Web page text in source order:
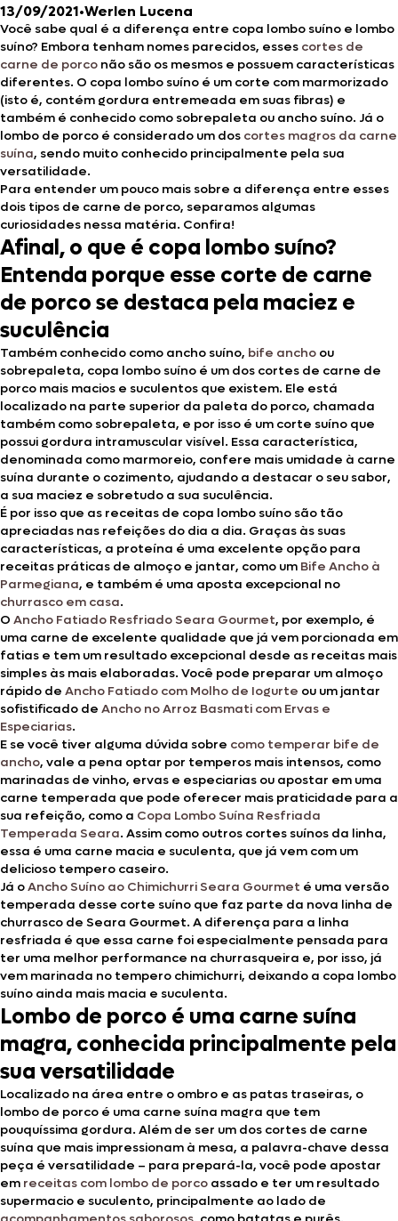
13/09/2021•Werlen Lucena
Você sabe qual é a diferença entre copa lombo suíno e lombo
suíno? Embora tenham nomes parecidos, esses cortes de
carne de porco não são os mesmos e possuem características
diferentes. O copa lombo suíno é um corte com marmorizado
(isto é, contém gordura entremeada em suas fibras) e
também é conhecido como sobrepaleta ou ancho suíno. Já o
lombo de porco é considerado um dos cortes magros da carne
suína, sendo muito conhecido principalmente pela sua
versatilidade.
Para entender um pouco mais sobre a diferença entre esses
dois tipos de carne de porco, separamos algumas
curiosidades nessa matéria. Confira!
Afinal, o que é copa lombo suíno?
Entenda porque esse corte de carne
de porco se destaca pela maciez e
suculência
Também conhecido como ancho suíno, bife ancho ou
sobrepaleta, copa lombo suíno é um dos cortes de carne de
porco mais macios e suculentos que existem. Ele está
localizado na parte superior da paleta do porco, chamada
também como sobrepaleta, e por isso é um corte suíno que
possui gordura intramuscular visível. Essa característica,
denominada como marmoreio, confere mais umidade à carne
suína durante o cozimento, ajudando a destacar o seu sabor,
a sua maciez e sobretudo a sua suculência.
É por isso que as receitas de copa lombo suíno são tão
apreciadas nas refeições do dia a dia. Graças às suas
características, a proteína é uma excelente opção para
receitas práticas de almoço e jantar, como um Bife Ancho à
Parmegiana, e também é uma aposta excepcional no
churrasco em casa.
O Ancho Fatiado Resfriado Seara Gourmet, por exemplo, é
uma carne de excelente qualidade que já vem porcionada em
fatias e tem um resultado excepcional desde as receitas mais
simples às mais elaboradas. Você pode preparar um almoço
rápido de Ancho Fatiado com Molho de Iogurte ou um jantar
sofistificado de Ancho no Arroz Basmati com Ervas e
Especiarias.
E se você tiver alguma dúvida sobre como temperar bife de
ancho, vale a pena optar por temperos mais intensos, como
marinadas de vinho, ervas e especiarias ou apostar em uma
carne temperada que pode oferecer mais praticidade para a
sua refeição, como a Copa Lombo Suína Resfriada
Temperada Seara. Assim como outros cortes suínos da linha,
essa é uma carne macia e suculenta, que já vem com um
delicioso tempero caseiro.
Já oAncho Suíno ao Chimichurri Seara Gourmet é uma versão
temperada desse corte suíno que faz parte da nova linha de
churrasco de Seara Gourmet. A diferença para a linha
resfriada é que essa carne foi especialmente pensada para
ter uma melhor performance na churrasqueira e, por isso, já
vem marinada no tempero chimichurri, deixando a copa lombo
suíno ainda mais macia e suculenta.
Lombo de porco é uma carne suína
magra, conhecida principalmente pela
sua versatilidade
Localizado na área entre o ombro e as patas traseiras, o
lombo de porco é uma carne suína magra que tem
pouquíssima gordura. Além de ser um dos cortes de carne
suína que mais impressionam à mesa, a palavra-chave dessa
peça é versatilidade – para prepará-la, você pode apostar
em receitas com lombo de porco assado e ter um resultado
supermacio e suculento, principalmente ao lado de